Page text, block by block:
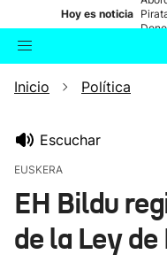
Hoy es noticia
Buscador
Inicio Política
Escuchar
EUSKERA
EH Bildu
de la Ley